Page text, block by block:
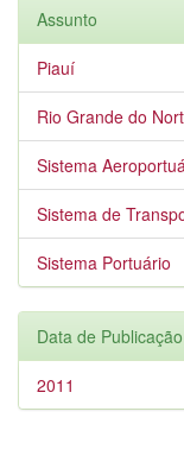
Assunto
Piauí
Rio Grande do
Sistema
Sistema de
Sistema Portuário
Data de Publicação
2011